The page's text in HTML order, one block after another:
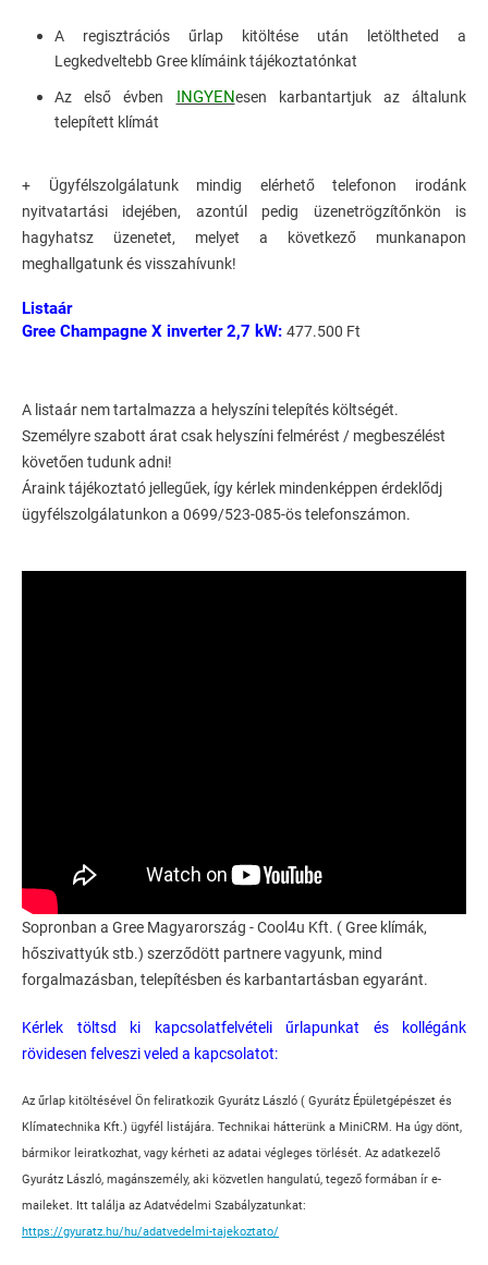
A regisztrációs űrlap kitöltése után letöltheted a
Legkedveltebb Gree klímáink tájékoztatónkat
Az első évben INGYENesen karbantartjuk az általunk
telepített klímát
+ Ügyfélszolgálatunk mindig elérhető telefonon irodánk
nyitvatartási idejében, azontúl pedig üzenetrögzítőnkön is
hagyhatsz üzenetet, melyet a következő munkanapon
meghallgatunk és visszahívunk!
Listaár
Gree Champagne X inverter 2,7 kW: 477.500 Ft
A listaár nem tartalmazza a helyszíni telepítés költségét.
Személyre szabott árat csak helyszíni felmérést / megbeszélést
követően tudunk adni!
Áraink tájékoztató jellegűek, így kérlek mindenképpen érdeklődj
ügyfélszolgálatunkon a 0699/523-085-ös telefonszámon.
Sopronban a Gree Magyarország - Cool4u Kft. ( Gree klímák,
hőszivattyúk stb.) szerződött partnere vagyunk, mind
forgalmazásban, telepítésben és karbantartásban egyaránt.
Kérlek töltsd ki kapcsolatfelvételi űrlapunkat és kollégánk
rövidesen felveszi veled a kapcsolatot:
Az űrlap kitöltésével Ön feliratkozik Gyurátz László ( Gyurátz Épületgépészet és
Klímatechnika Kft.) ügyfél listájára. Technikai hátterünk a MiniCRM. Ha úgy dönt,
bármikor leiratkozhat, vagy kérheti az adatai végleges törlését. Az adatkezelő
Gyurátz László, magánszemély, aki közvetlen hangulatú, tegező formában ír e-
maileket. Itt találja az Adatvédelmi Szabályzatunkat:
https://gyuratz.hu/hu/adatvedelmi-tajekoztato/